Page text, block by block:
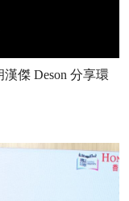
傑 Deson 分享環